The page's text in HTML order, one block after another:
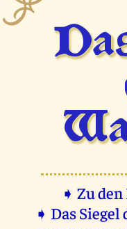
➧ Zu den
➧ Das Siegel